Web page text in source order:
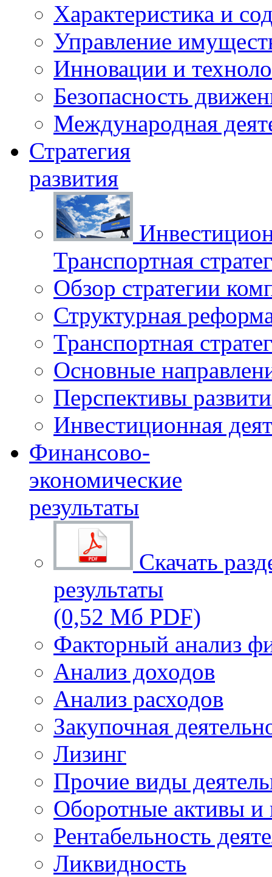
Характеристика и
Управление
Инновации и
Безопасность
Международная
Стратегия
развития
Транспортная
Обзор стратегии
Структурная
Транспортная
Основные
Перспективы
Инвестиционная
Финансово-
экономические
результаты
Скачать
результаты
(0,52 Мб PDF)
Факторный анализ
Анализ доходов
Анализ расходов
Закупочная
Лизинг
Прочие виды
Оборотные активы и
Рентабельность
Ликвидность